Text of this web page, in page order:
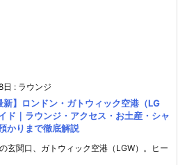
日 : ラウンジ
新】ロンドン・ガトウィック空港（LG
ド｜ラウンジ・アクセス・お土産・シャ
かりまで徹底解説
玄関口、ガトウィック空港（LGW）。ヒー